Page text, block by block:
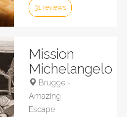
31 reviews
Mission
Michelangelo
Brugge -
Amazing
Escape